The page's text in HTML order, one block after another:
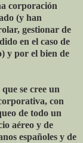
corporación
(y han
gestionar de
en el caso de
y por el bien de
se cree un
con
de todo un
aéreo y de
españoles y de